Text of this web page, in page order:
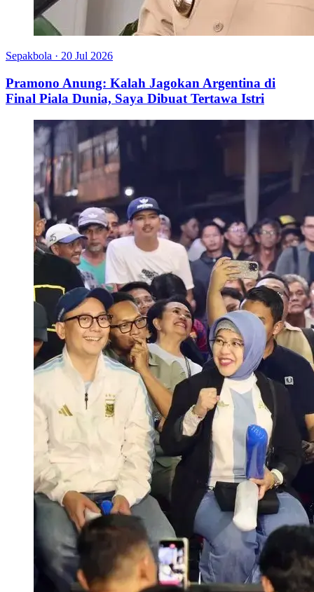
Sepakbola · 20 Jul 2026
Pramono Anung: Kalah Jagokan Argentina di
Final Piala Dunia, Saya Dibuat Tertawa Istri